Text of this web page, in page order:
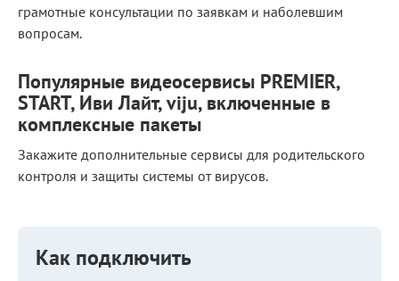
грамотные консультации по заявкам и наболевшим
вопросам.
Популярные видеосервисы PREMIER,
START, Иви Лайт, viju, включенные в
комплексные пакеты
Закажите дополнительные сервисы для родительского
контроля и защиты системы от вирусов.
Как подключить